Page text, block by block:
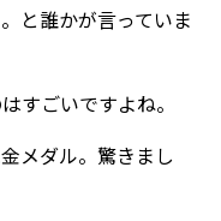
と誰かが言っていま
すごいですよね。
メダル。驚きまし